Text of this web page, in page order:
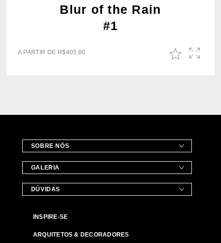
Blur of the Rain
#1
A PARTIR DE R$405,60
SOBRE NÓS
GALERIA
DÚVIDAS
INSPIRE-SE
ARQUITETOS & DECORADORES